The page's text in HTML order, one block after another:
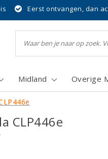
Eerst ontvangen, dan
Midland Overige
CLP446e